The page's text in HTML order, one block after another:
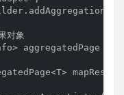
对象
aggregatedPage =